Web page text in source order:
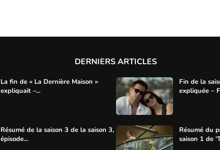
DERNIERS ARTICLES
La fin de « La Dernière Maison »
expliquait –...
Fin de la
expliquée –
Résumé de la saison 3 de la saison 3,
épisode...
Résumé du
saison 1 de